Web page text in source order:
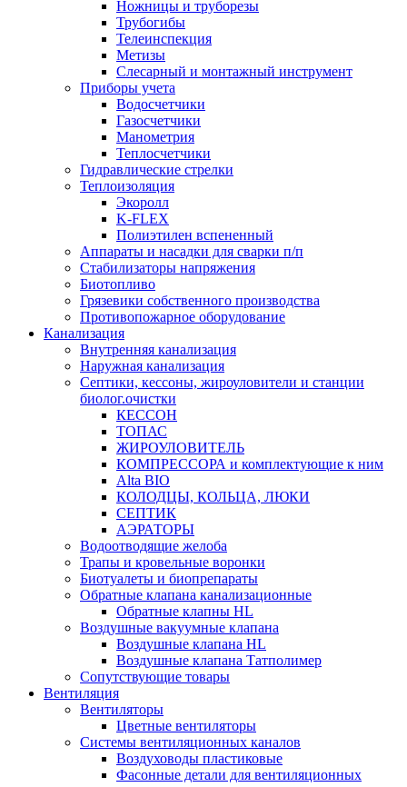
Ножницы и труборезы
Трубогибы
Телеинспекция
Метизы
Слесарный и монтажный инструмент
Приборы учета
Водосчетчики
Газосчетчики
Манометрия
Теплосчетчики
Гидравлические стрелки
Теплоизоляция
Экоролл
K-FLEX
Полиэтилен вспененный
Аппараты и насадки для сварки п/п
Стабилизаторы напряжения
Биотопливо
Грязевики собственного производства
Противопожарное оборудование
Канализация
Внутренняя канализация
Наружная канализация
Септики, кессоны, жироуловители и станции
биолог.очистки
КЕССОН
ТОПАС
ЖИРОУЛОВИТЕЛЬ
КОМПРЕССОРА и комплектующие к ним
Alta BIO
КОЛОДЦЫ, КОЛЬЦА, ЛЮКИ
СЕПТИК
АЭРАТОРЫ
Водоотводящие желоба
Трапы и кровельные воронки
Биотуалеты и биопрепараты
Обратные клапана канализационные
Обратные клапны HL
Воздушные вакуумные клапана
Воздушные клапана HL
Воздушные клапана Татполимер
Сопутствующие товары
Вентиляция
Вентиляторы
Цветные вентиляторы
Системы вентиляционных каналов
Воздуховоды пластиковые
Фасонные детали для вентиляционных